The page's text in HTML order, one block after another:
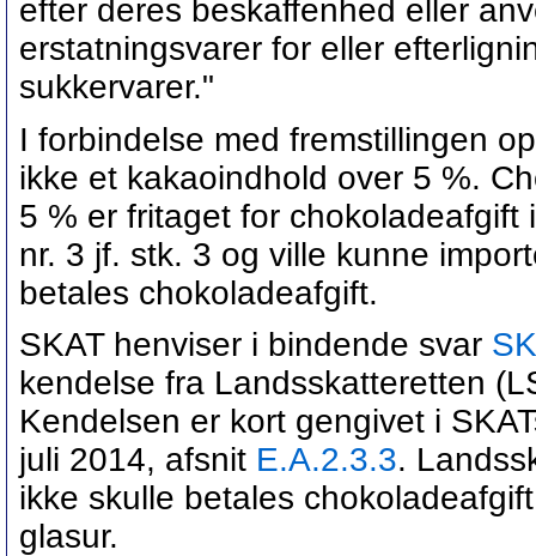
efter deres beskaffenhed eller
erstatningsvarer for eller
sukkervarer."
I forbindelse med fremstillingen
ikke et kakaoindhold over 5 %.
5 % er fritaget for
nr. 3 jf. stk. 3 og ville kunne
betales chokoladeafgift.
SKAT henviser i bindende svar
kendelse fra Landsskatteretten
Kendelsen er kort gengivet i
juli 2014, afsnit E.A.2.3.3.
ikke skulle betales
glasur.